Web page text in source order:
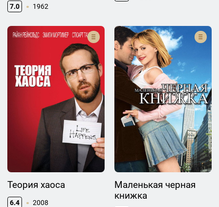
7.0 1962
Теория хаоса
6.4 2008
Маленькая черная
книжка